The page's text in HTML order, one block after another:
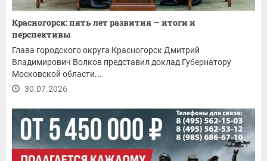
Красногорск: пять лет развития — итоги и
перспективы
Глава городского округа Красногорск Дмитрий
Владимирович Волков представил доклад Губернатору
Московской области...
30.07.2026